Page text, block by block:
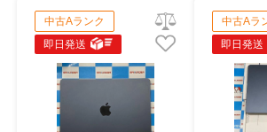
中古Aランク
即日発送
中古Aラ
即日発送